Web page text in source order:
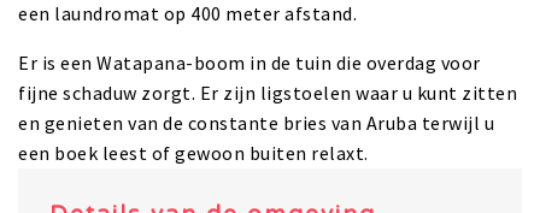
een laundromat op 400 meter afstand.
Er is een Watapana-boom in de tuin die overdag voor
fijne schaduw zorgt. Er zijn ligstoelen waar u kunt zitten
en genieten van de constante bries van Aruba terwijl u
een boek leest of gewoon buiten relaxt.